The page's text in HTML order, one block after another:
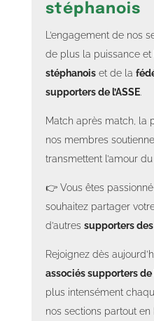
stéphanois
L’engagement de nos
de plus la puissance et
stéphanois et de la
supporters de l’ASSE.
Match après match, la
nos membres
transmettent l’amour
👉 Vous êtes passionné
souhaitez partager
d’autres supporters des
Rejoignez dès
associés supporters de
plus intensément
nos sections partout en